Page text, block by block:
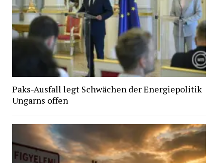
Paks-Ausfall legt Schwächen der Energiepolitik
Ungarns offen